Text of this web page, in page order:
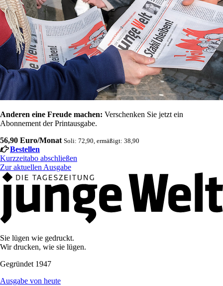
Anderen eine Freude machen: Verschenken Sie jetzt ein
Abonnement der Printausgabe.
56,90 Euro/Monat Soli: 72,90, ermäßigt: 38,90
Bestellen
Kurzzeitabo abschließen
Zur aktuellen Ausgabe
Sie lügen wie gedruckt.
Wir drucken, wie sie lügen.
Gegründet 1947
Ausgabe von heute